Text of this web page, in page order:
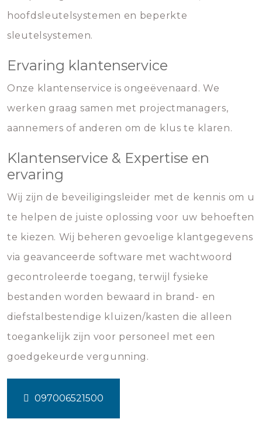
hoofdsleutelsystemen en beperkte
sleutelsystemen.
Ervaring klantenservice
Onze klantenservice is ongeëvenaard. We
werken graag samen met projectmanagers,
aannemers of anderen om de klus te klaren.
Klantenservice & Expertise en
ervaring
Wij zijn de beveiligingsleider met de kennis om u
te helpen de juiste oplossing voor uw behoeften
te kiezen. Wij beheren gevoelige klantgegevens
via geavanceerde software met wachtwoord
gecontroleerde toegang, terwijl fysieke
bestanden worden bewaard in brand- en
diefstalbestendige kluizen/kasten die alleen
toegankelijk zijn voor personeel met een
goedgekeurde vergunning.
097006521500